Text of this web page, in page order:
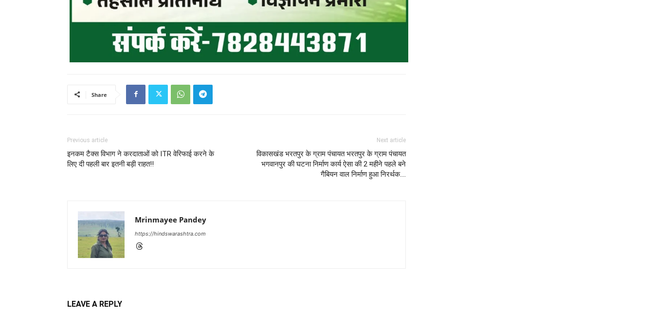
Share
Previous article
इनकम टैक्स विभाग ने करदाताओं को ITR वेरिफाई करने के
लिए दी पहली बार इतनी बड़ी राहत!!
Next article
विकासखंड भरतपुर के ग्राम पंचायत भरतपुर के ग्राम पंचायत
भगवानपुर की घटना निर्माण कार्य ऐसा की 2 महीने पहले बने
गैबियन वाल निर्माण हुआ निरर्थक….
Mrinmayee Pandey
https://hindswarashtra.com
LEAVE A REPLY